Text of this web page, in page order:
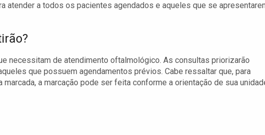
atender a todos os pacientes agendados e aqueles que se
necessitam de atendimento oftalmológico. As consultas priorizarão
que possuem agendamentos prévios. Cabe ressaltar que, para
a marcação pode ser feita conforme a orientação de sua